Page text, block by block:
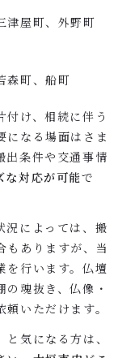
津屋町、外野町
森町、船町
付け、相続に伴う
になる場面はさま
出条件や交通事情
な対応が可能で
況によっては、搬
もありますが、当
を行います。仏壇
魂抜き、仏像・
いただけます。
気になる方は、